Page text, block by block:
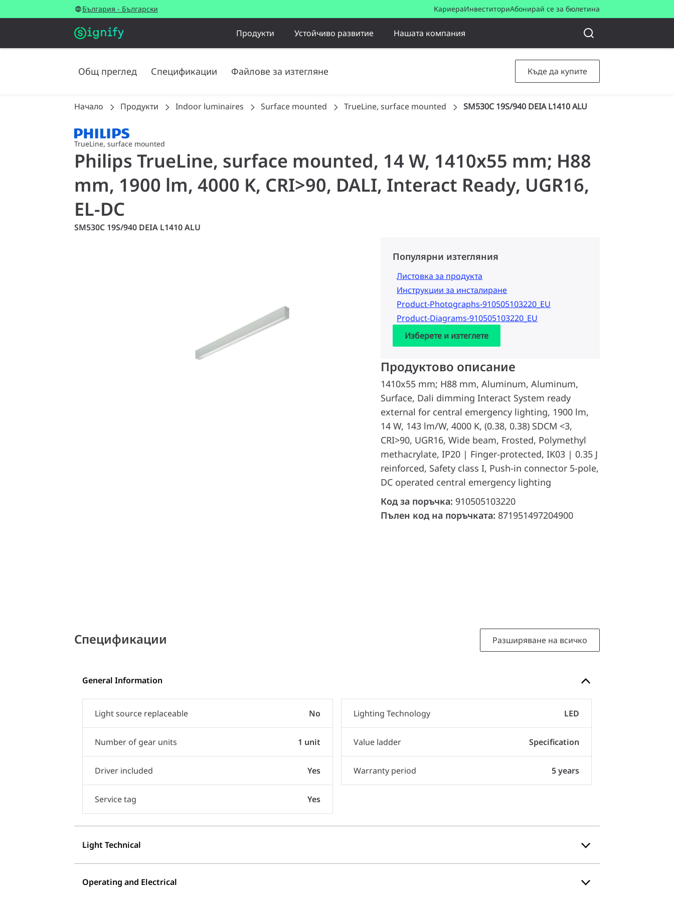
България - Български КариераИнвеститориАбонирай се за бюлетина
Продукти Устойчиво развитие Нашата компания
Общ преглед Спецификации Файлове за изтегляне Къде да купите
Начало Продукти Indoor luminaires Surface mounted TrueLine, surface mounted SM530C 19S/940 DEIA L1410 ALU
TrueLine, surface mounted
Philips TrueLine, surface mounted, 14 W, 1410x55 mm; H88
mm, 1900 lm, 4000 K, CRI>90, DALI, Interact Ready, UGR16,
EL-DC
SM530C 19S/940 DEIA L1410 ALU
Популярни изтегляния
Листовка за продукта
Инструкции за инсталиране
Product-Photographs-910505103220_EU
Product-Diagrams-910505103220_EU
Изберете и изтеглете
Продуктово описание
1410x55 mm; H88 mm, Aluminum, Aluminum,
Surface, Dali dimming Interact System ready
external for central emergency lighting, 1900 lm,
14 W, 143 lm/W, 4000 K, (0.38, 0.38) SDCM <3,
CRI>90, UGR16, Wide beam, Frosted, Polymethyl
methacrylate, IP20 | Finger-protected, IK03 | 0.35 J
reinforced, Safety class I, Push-in connector 5-pole,
DC operated central emergency lighting
Код за поръчка: 910505103220
Пълен код на поръчката: 871951497204900
Спецификации Разширяване на всичко
General Information
Light source replaceable No
Number of gear units 1 unit
Driver included Yes
Service tag Yes
Lighting Technology LED
Value ladder Specification
Warranty period 5 years
Light Technical
Operating and Electrical